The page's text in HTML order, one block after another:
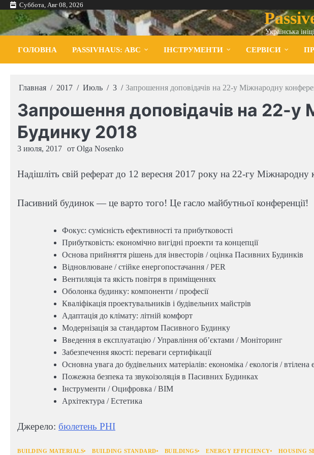
Перейти
содержимому
Суббота, Авг 08, 2026
Українська
ГОЛОВНА PASSIVHAUS: АВС ІНСТРУМЕНТИ СЕРВІСИ
Главная 2017 Июль 3 Запрошення доповідачів на 22-у Міжнародну
Запрошення доповідачів на 22-
Будинку 2018
3 июля, 2017 от Olga Nosenko
Надішліть свій реферат до 12 вересня 2017 року на 22-гу
Пасивний будинок — це варто того! Це гасло майбутньої конференції!
Фокус: сумісність ефективності та прибутковості
Прибутковість: економічно вигідні проекти та концепції
Основа прийняття рішень для інвесторів / оцінка Пасивних Будинків
Відновлюване / стійке енергопостачання / PER
Вентиляція та якість повітря в приміщеннях
Оболонка будинку: компоненти / професії
Кваліфікація проектувальників і будівельних майстрів
Адаптація до клімату: літній комфорт
Модернізація за стандартом Пасивного Будинку
Введення в експлуатацію / Управління об’єктами / Моніторинг
Забезпечення якості: переваги сертифікації
Основна увага до будівельних матеріалів: економіка / екологія / втілена
Пожежна безпека та звукоізоляція в Пасивних Будинках
Інструменти / Оцифровка / BIM
Архітектура / Естетика
Джерело: бюлетень РНІ
BUILDING MATERIALS BUILDING STANDARD BUILDINGS ENERGY EFFICIENCY HOUSING